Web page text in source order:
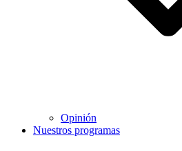
Opinión
Nuestros programas